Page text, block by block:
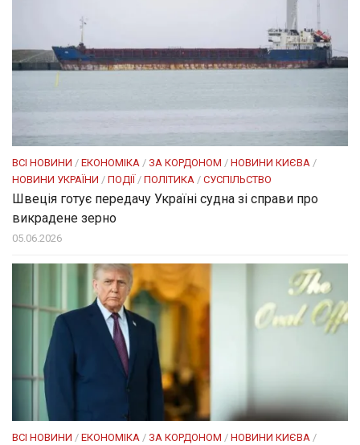
ВСІ НОВИНИ / ЕКОНОМІКА / ЗА КОРДОНОМ / НОВИНИ КИЄВА /
НОВИНИ УКРАЇНИ / ПОДІЇ/ ПОЛІТИКА / СУСПІЛЬСТВО
Швеція готує передачу Україні судна зі справи про
викрадене зерно
05.06.2026
ВСІ НОВИНИ / ЕКОНОМІКА / ЗА КОРДОНОМ / НОВИНИ КИЄВА /